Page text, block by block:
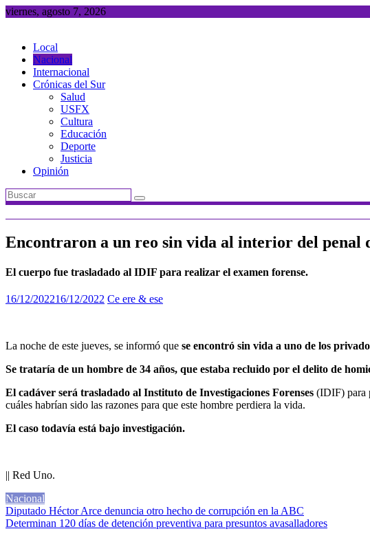
Saltar
viernes, agosto 7, 2026
Local
Nacional
Internacional
Crónicas del Sur
Salud
USFX
Cultura
Educación
Deporte
Justicia
Opinión
Encontraron a un reo sin vida al interior del penal
El cuerpo fue trasladado al IDIF para realizar el examen forense.
16/12/202216/12/2022 Ce ere & ese
La noche de este jueves, se informó que se encontró sin vida a uno de los
Se trataría de un hombre de 34 años, que estaba recluido por el delito de
El cadáver será trasladado al Instituto de Investigaciones Forenses (IDIF) para
cuáles habrían sido las razones para que este hombre perdiera la vida.
El caso todavía está bajo investigación.
|| Red Uno.
Nacional
Navegación
de
Diputado Héctor Arce denuncia otro hecho de corrupción en la ABC
Determinan 120 días de detención preventiva para presuntos avasalladores